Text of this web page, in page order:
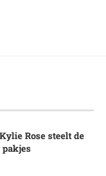
Rose steelt de